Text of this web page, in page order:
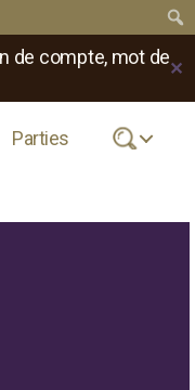
de compte, mot de✕
Parties .